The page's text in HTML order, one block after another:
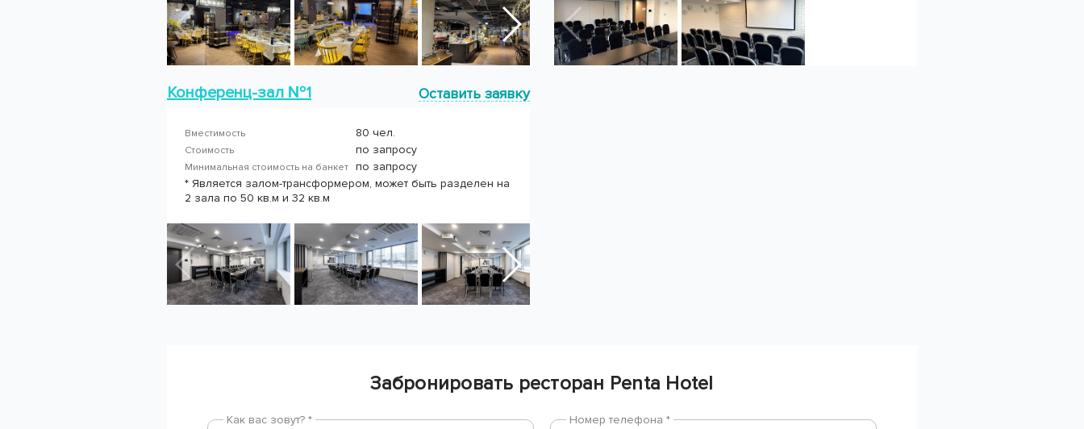
Конференц-зал №1 Оставить заявку
Вместимость 80 чел.
Стоимость по запросу
Минимальная стоимость на банкет по запросу
* Является залом-трансформером, может быть разделен на
2 зала по 50 кв.м и 32 кв.м
Забронировать ресторан Penta Hotel
Как вас зовут? * Номер телефона *